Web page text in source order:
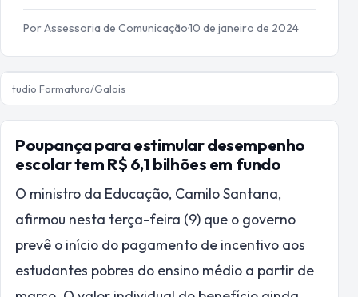
Por Assessoria de Comunicação·10 de janeiro de 2024
tudio Formatura/Galois
Poupança para estimular desempenho
escolar tem R$ 6,1 bilhões em fundo
O ministro da Educação, Camilo Santana,
afirmou nesta terça-feira (9) que o governo
prevê o início do pagamento de incentivo aos
estudantes pobres do ensino médio a partir de